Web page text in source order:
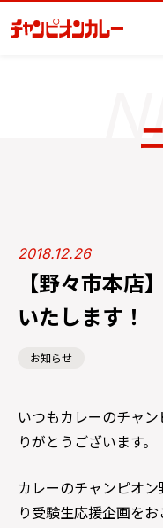
2018.12.26
【野々市本店
いたします！
お知らせ
いつもカレーのチャ
りがとうございます。
カレーのチャンピオ
り受験生応援企画をお